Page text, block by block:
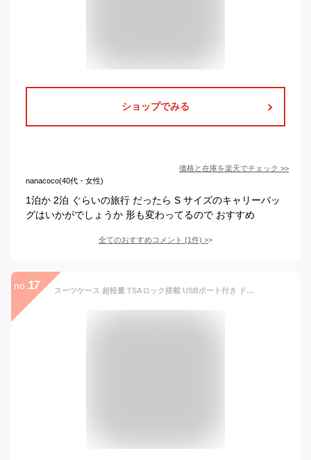
ショップでみる
価格と在庫を楽天でチェック >>
nanacoco(40代・女性)
1泊か 2泊 ぐらいの旅行 だったら S サイズのキャリーバッ
グはいかがでしょうか 形も変わってるので おすすめ
全てのおすすめコメント (1件) >
no. 17 スーツケース 超軽量 TSAロック搭載 USBポート付き ドリンクホルダー 大容量 静音 おしゃれ かわいい 修学旅行 ビジネス 出張 GW 機内持ち込み可 T9088 TANOBI【マネ出来ない品質49万台突破！】【15ヶ月品質保証】